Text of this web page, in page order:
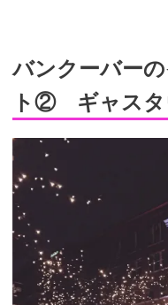
バンクーバー
ト② ギャスタ